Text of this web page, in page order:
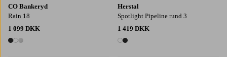
CO Bankeryd
Rain 18
1 099 DKK
3 farver
Herstal
Spotlight Pipeline rund 3
1 419 DKK
2 farver